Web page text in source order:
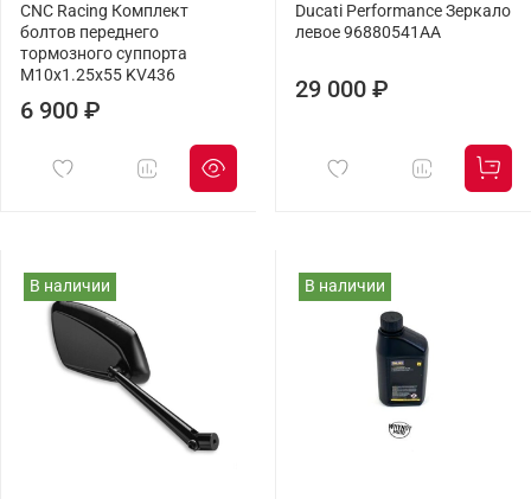
CNC Racing Комплект
болтов переднего
тормозного суппорта
M10x1.25x55 KV436
6 900 ₽
Ducati Performance Зеркало
левое 96880541AA
29 000 ₽
В наличии В наличии